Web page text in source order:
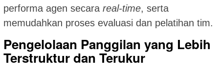
performa agen secara real-time, serta
memudahkan proses evaluasi dan pelatihan tim.
Pengelolaan Panggilan yang Lebih
Terstruktur dan Terukur